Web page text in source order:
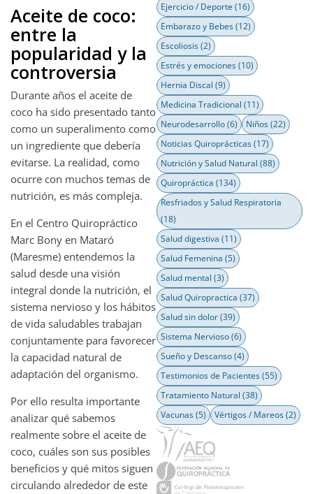
Aceite de coco:
entre la
popularidad y la
controversia
Durante años el aceite de
coco ha sido presentado tanto
como un superalimento como
un ingrediente que debería
evitarse. La realidad, como
ocurre con muchos temas de
nutrición, es más compleja.
En el Centro Quiropráctico
Marc Bony en Mataró
(Maresme) entendemos la
salud desde una visión
integral donde la nutrición, el
sistema nervioso y los hábitos
de vida saludables trabajan
conjuntamente para favorecer
la capacidad natural de
adaptación del organismo.
Por ello resulta importante
analizar qué sabemos
realmente sobre el aceite de
coco, cuáles son sus posibles
beneficios y qué mitos siguen
circulando alrededor de este
Ejercicio / Deporte (16)
Embarazo y Bebes(12)
Escoliosis(2)
Estrés y emociones(10)
Hernia Discal (9)
Medicina Tradicional (11)
Neurodesarrollo(6) Niños(22)
Noticias Quiroprácticas(17)
Nutrición y Salud Natural (88)
Quiropráctica (134)
Resfriados y Salud Respiratoria
(18)
Salud digestiva (11)
Salud Femenina (5)
Salud mental (3)
Salud Quiropractica (37)
Salud sin dolor(39)
Sistema Nervioso(6)
Sueño y Descanso(4)
Testimonios de Pacientes(55)
Tratamiento Natural (38)
Vacunas(5) Vértigos / Mareos(2)